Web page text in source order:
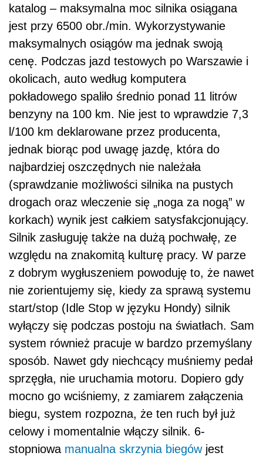
katalog – maksymalna moc silnika osiągana
jest przy 6500 obr./min. Wykorzystywanie
maksymalnych osiągów ma jednak swoją
cenę. Podczas jazd testowych po Warszawie i
okolicach, auto według komputera
pokładowego spaliło średnio ponad 11 litrów
benzyny na 100 km. Nie jest to wprawdzie 7,3
l/100 km deklarowane przez producenta,
jednak biorąc pod uwagę jazdę, która do
najbardziej oszczędnych nie należała
(sprawdzanie możliwości silnika na pustych
drogach oraz wleczenie się „noga za nogą” w
korkach) wynik jest całkiem satysfakcjonujący.
Silnik zasługuję także na dużą pochwałę, ze
względu na znakomitą kulturę pracy. W parze
z dobrym wygłuszeniem powoduję to, że nawet
nie zorientujemy się, kiedy za sprawą systemu
start/stop (Idle Stop w języku Hondy) silnik
wyłączy się podczas postoju na światłach. Sam
system również pracuje w bardzo przemyślany
sposób. Nawet gdy niechcący muśniemy pedał
sprzęgła, nie uruchamia motoru. Dopiero gdy
mocno go wciśniemy, z zamiarem załączenia
biegu, system rozpozna, że ten ruch był już
celowy i momentalnie włączy silnik. 6-
stopniowa manualna skrzynia biegówjest